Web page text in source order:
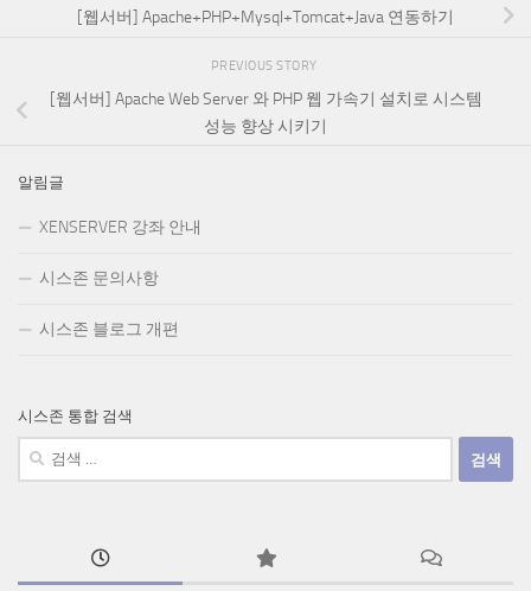
[웹서버] Apache+PHP+Mysql+Tomcat+Java 연동하기
PREVIOUS STORY
[웹서버] Apache Web Server 와 PHP 웹 가속기 설치로 시스템
성능 향상 시키기
알림글
XENSERVER 강좌 안내
시스존 문의사항
시스존 블로그 개편
시스존 통합 검색
검